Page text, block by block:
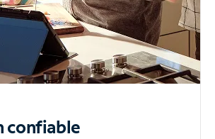
confiable